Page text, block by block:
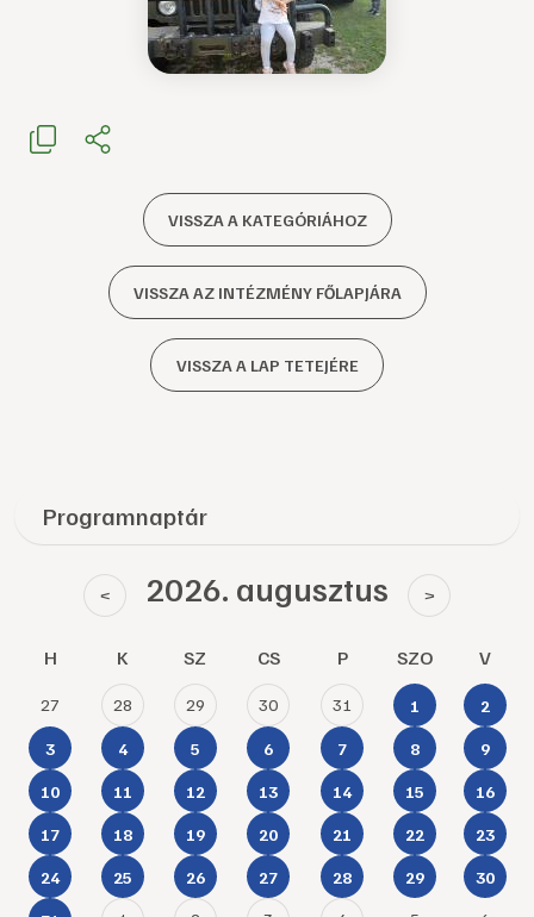
VISSZA A KATEGÓRIÁHOZ
VISSZA AZ INTÉZMÉNY FŐLAPJÁRA
VISSZA A LAP TETEJÉRE
Programnaptár
< 2026. augusztus >
H K SZ CS P SZO V
27 28 29 30 31 1 2
3 4 5 6 7 8 9
10 11 12 13 14 15 16
17 18 19 20 21 22 23
24 25 26 27 28 29 30